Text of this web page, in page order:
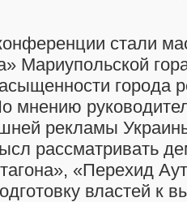
стали
Мариупольской
города
мнению
рекламы
рассматривать
«Перехид
властей к